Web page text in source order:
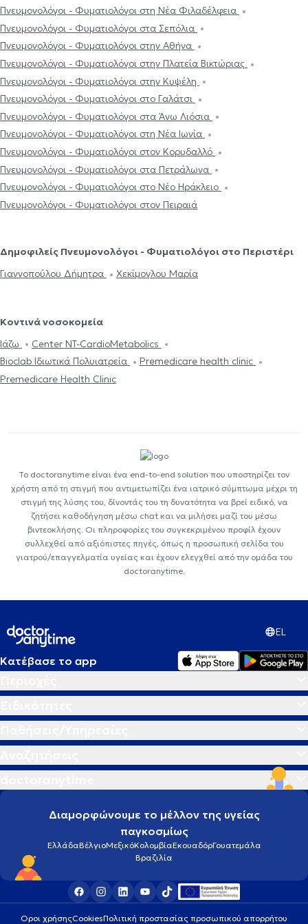
Πνευμονολόγοι - Φυματιολόγοι στη Νέα Φιλαδέλφεια
Πνευμονολόγοι - Φυματιολόγοι στα Σεπόλια
Πνευμονολόγοι - Φυματιολόγοι στην Αθήνα
Πνευμονολόγοι - Φυματιολόγοι στην Πλατεία Βικτώριας
Πνευμονολόγοι - Φυματιολόγοι στην Κυψέλη
Πνευμονολόγοι - Φυματιολόγοι στο Γαλάτσι
Πνευμονολόγοι - Φυματιολόγοι στα Άνω Λιόσια
Πνευμονολόγοι - Φυματιολόγοι στη Νέα Ιωνία
Πνευμονολόγοι - Φυματιολόγοι στον Κορυδαλλό
Πνευμονολόγοι - Φυματιολόγοι στα Πετράλωνα
Πνευμονολόγοι - Φυματιολόγοι στο Νέο Ηράκλειο
Πνευμονολόγοι - Φυματιολόγοι στον Πειραιά
Δημοφιλείς Πνευμονολόγοι - Φυματιολόγοι στο Περιστέρι
Γιαννοπούλου Δήμητρα
Χεκίμογλου Μαρία
Κοντινά νοσοκομεία
Ιάζω
Center NT-CardioMetabolics
Bioclab Ιδιωτικά Πολυιατρεία
Premedicare health clinic
Premedicare Health Clinic
Το doctoranytime είναι ένα end-to-end solution που υποστηρίζει τον
χρήστη από τη στιγμή που αντιμετωπίζει ένα ιατρικό σύμπτωμα μέχρι τη
στιγμή της λύσης του, δίνοντάς του τη δυνατότητα να βρεί ειδικό, να
ζητήσει καθοδήγηση μέσω chat και να μιλήσει μαζί του μέσω
βιντεοκλήσης. Οι πληροφορίες του συγκεκριμένου προφίλ έχουν
συλλεχθεί από αξιόπιστες πηγές, όπως η προσωπική σελίδα του
γιατρού/επαγγελματία υγείας και έχουν ελεγχθεί από την ομάδα του
doctoranytime.
EL
Κατέβασε το app
Διαμορφώνουμε το μέλλον της υγείας
παγκοσμίως
ΕλλάδαΒέλγιοΜεξικόΚολομβίαΕκουαδόρΓουατεμάλα
Βραζιλία
Οροι χρήσηςCookiesΠολιτική προστασίας προσωπικού απορρήτου